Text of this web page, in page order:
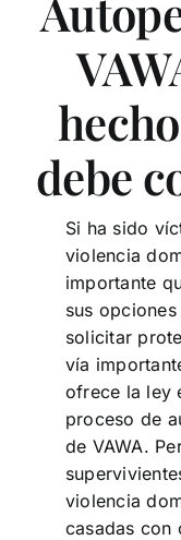
debe
Si ha sido
violencia
importante
sus opciones
solicitar
vía
ofrece la ley
proceso de
de VAWA.
violencia
casadas con